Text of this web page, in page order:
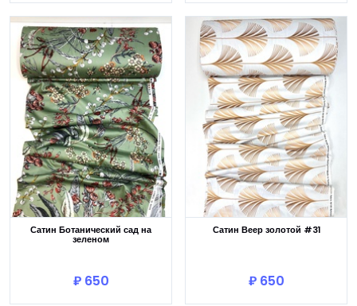
Сатин Ботанический сад на
зеленом
₽ 650
Сатин Веер золотой #31
₽ 650